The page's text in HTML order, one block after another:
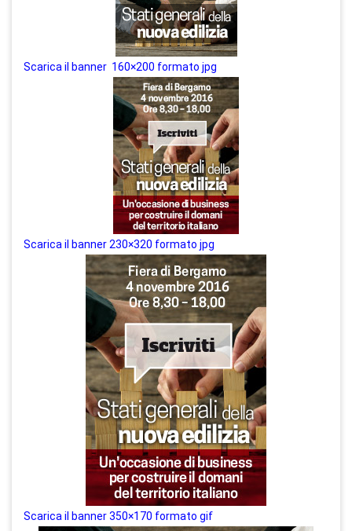
Scarica il banner 160×200 formato jpg
Scarica il banner 230×320 formato jpg
Scarica il banner 350×170 formato gif